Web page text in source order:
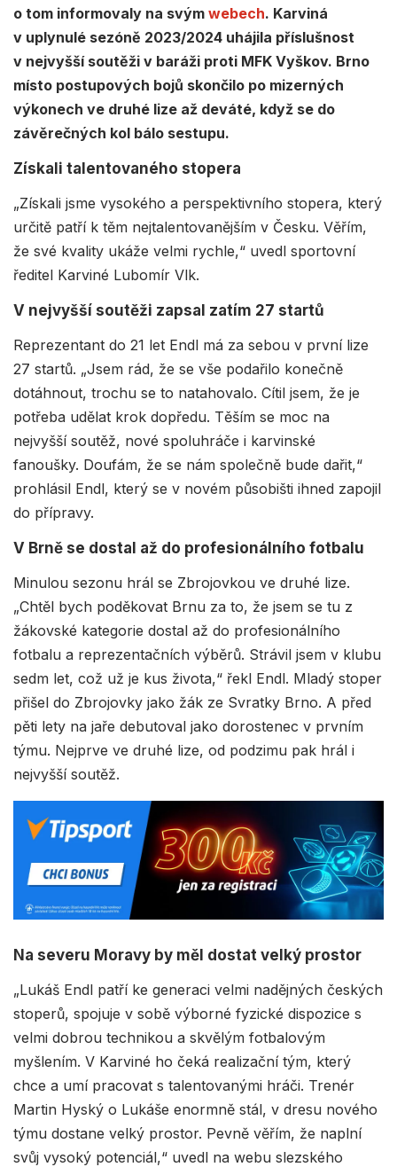
o tom informovaly na svým webech. Karviná
v uplynulé sezóně 2023/2024 uhájila příslušnost
v nejvyšší soutěži v baráži proti MFK Vyškov. Brno
místo postupových bojů skončilo po mizerných
výkonech ve druhé lize až deváté, když se do
závěrečných kol bálo sestupu.
Získali talentovaného stopera
„Získali jsme vysokého a perspektivního stopera, který
určitě patří k těm nejtalentovanějším v Česku. Věřím,
že své kvality ukáže velmi rychle,“ uvedl sportovní
ředitel Karviné Lubomír Vlk.
V nejvyšší soutěži zapsal zatím 27 startů
Reprezentant do 21 let Endl má za sebou v první lize
27 startů. „Jsem rád, že se vše podařilo konečně
dotáhnout, trochu se to natahovalo. Cítil jsem, že je
potřeba udělat krok dopředu. Těším se moc na
nejvyšší soutěž, nové spoluhráče i karvinské
fanoušky. Doufám, že se nám společně bude dařit,“
prohlásil Endl, který se v novém působišti ihned zapojil
do přípravy.
V Brně se dostal až do profesionálního fotbalu
Minulou sezonu hrál se Zbrojovkou ve druhé lize.
„Chtěl bych poděkovat Brnu za to, že jsem se tu z
žákovské kategorie dostal až do profesionálního
fotbalu a reprezentačních výběrů. Strávil jsem v klubu
sedm let, což už je kus života,“ řekl Endl. Mladý stoper
přišel do Zbrojovky jako žák ze Svratky Brno. A před
pěti lety na jaře debutoval jako dorostenec v prvním
týmu. Nejprve ve druhé lize, od podzimu pak hrál i
nejvyšší soutěž.
Na severu Moravy by měl dostat velký prostor
„Lukáš Endl patří ke generaci velmi nadějných českých
stoperů, spojuje v sobě výborné fyzické dispozice s
velmi dobrou technikou a skvělým fotbalovým
myšlením. V Karviné ho čeká realizační tým, který
chce a umí pracovat s talentovanými hráči. Trenér
Martin Hyský o Lukáše enormně stál, v dresu nového
týmu dostane velký prostor. Pevně věřím, že naplní
svůj vysoký potenciál,“ uvedl na webu slezského